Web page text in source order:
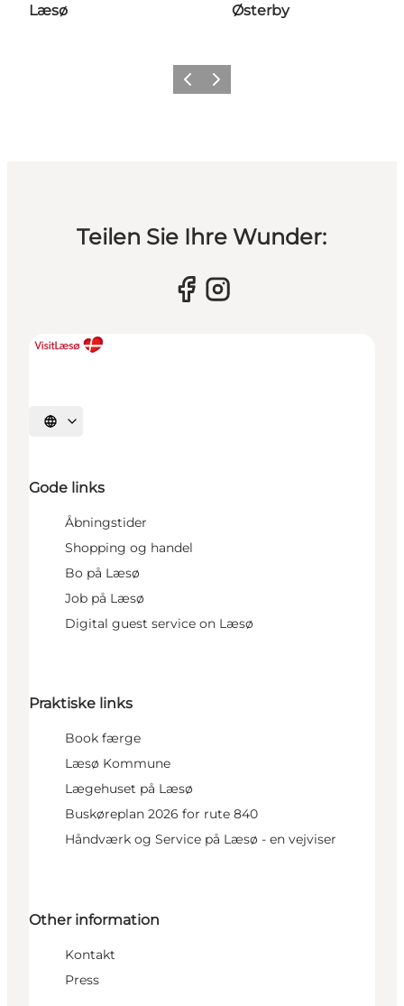
Læsø
Østerby
Vorherige Folie
Nächste Folie
Teilen Sie Ihre Wunder:
Sprache auswählen
Gode links
Åbningstider
Shopping og handel
Bo på Læsø
Job på Læsø
Digital guest service on Læsø
Praktiske links
Book færge
Læsø Kommune
Lægehuset på Læsø
Buskøreplan 2026 for rute 840
Håndværk og Service på Læsø - en vejviser
Other information
Kontakt
Press